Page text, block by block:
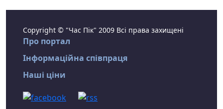
Copyright © "Час Пік" 2009 Всі права захищені
Про портал
Інформаційна співпраця
Наші ціни